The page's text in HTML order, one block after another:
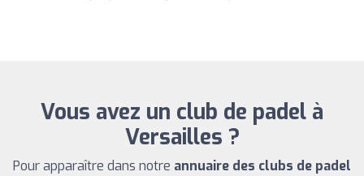
Vous avez un club de padel à
Versailles ?
Pour apparaître dans notre annuaire des clubs de padel